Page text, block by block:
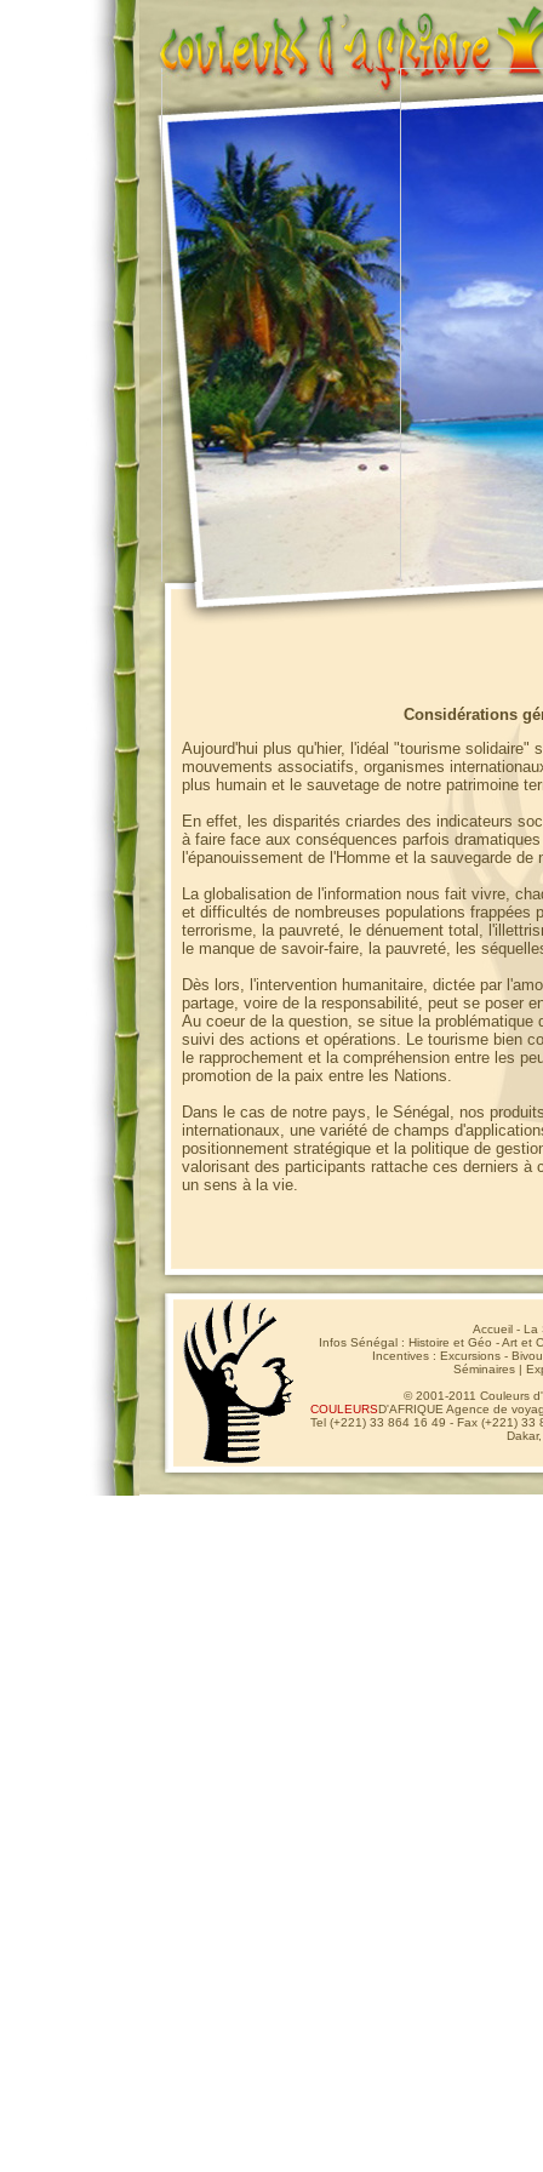
Considérations
Aujourd'hui plus qu'hier, l'idéal "tourisme
mouvements associatifs, organismes
plus humain et le sauvetage de notre patrimoine
En effet, les disparités criardes des indicateurs
à faire face aux conséquences parfois
l'épanouissement de l'Homme et la sauvegarde de
La globalisation de l'information nous fait vivre,
et difficultés de nombreuses populations
terrorisme, la pauvreté, le dénuement total,
le manque de savoir-faire, la pauvreté, les
Dès lors, l'intervention humanitaire, dictée par
partage, voire de la responsabilité, peut se poser
Au coeur de la question, se situe la
suivi des actions et opérations. Le tourisme bien
le rapprochement et la compréhension entre les
promotion de la paix entre les Nations.
Dans le cas de notre pays, le Sénégal, nos
internationaux, une variété de champs
positionnement stratégique et la politique de
valorisant des participants rattache ces derniers
un sens à la vie.
Accueil - La
Infos Sénégal : Histoire et Géo -Art et
Incentives : Excursions-
Séminaires |
© 2001-2011 Couleurs
COULEURSD'AFRIQUE Agence de
Tel (+221) 33 864 16 49 - Fax (+221) 33